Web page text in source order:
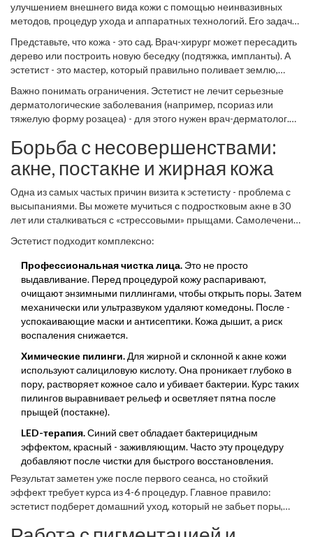
улучшением внешнего вида кожи с помощью неинвазивных
методов, процедур ухода и аппаратных технологий. Его задача
здоровье и красоту.
Представьте, что кожа - это сад. Врач-хирург может пересадить
дерево или построить новую беседку (подтяжка, импланты). А
эстетист - это мастер, который правильно поливает землю,
вредителей. Результат выглядит естественно, потому что вы
улучшаете то, что уже есть.
Важно понимать ограничения. Эстетист не лечит серьезные
дерматологические заболевания (например, псориаз или
тяжелую форму розацеа) - для этого нужен врач-дерматолог.
неправильного ухода и возрастными изменениями, которые
еще не требуют хирургического вмешательства.
Борьба с несовершенствами:
акне, постакне и жирная кожа
Одна из самых частых причин визита к эстетисту - проблема с
высыпаниями. Вы можете мучиться с подростковым акне в 30
лет или сталкиваться с «стрессовыми» прыщами. Самолечение
рубцы на всю жизнь.
Эстетист подходит комплексно:
Профессиональная чистка лица. Это не просто
выдавливание. Перед процедурой кожу распаривают,
очищают энзимными пиллингами, чтобы открыть поры. Затем
механически или ультразвуком удаляют комедоны. После -
успокаивающие маски и антисептики. Кожа дышит, а риск
воспаления снижается.
Химические пилинги. Для жирной и склонной к акне кожи
используют салициловую кислоту. Она проникает глубоко в
пору, растворяет кожное сало и убивает бактерии. Курс таких
пилингов выравнивает рельеф и осветляет пятна после
прыщей (постакне).
LED-терапия.Синий свет обладает бактерицидным
эффектом, красный - заживляющим. Часто эту процедуру
добавляют после чистки для быстрого восстановления.
Результат заметен уже после первого сеанса, но стойкий
эффект требует курса из 4-6 процедур. Главное правило:
эстетист подберет домашний уход, который не забьет поры,